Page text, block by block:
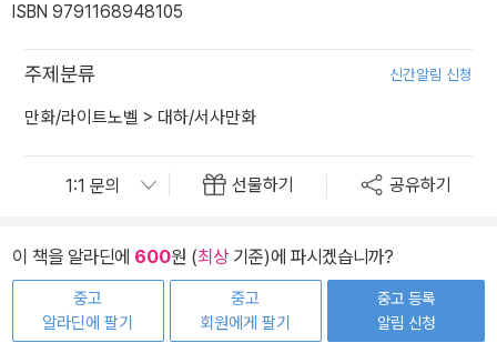
ISBN 9791168948105
주제분류 신간알림 신청
만화/라이트노벨 > 대하/서사만화
선물하기 공유하기
이 책을 알라딘에 600원 (최상기준)에 파시겠습니까?
중고
알라딘에 팔기
중고
회원에게 팔기
중고 등록
알림 신청